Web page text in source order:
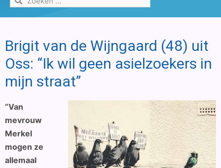
Brigit van de Wijngaard (48) uit
Oss: “Ik wil geen asielzoekers in
mijn straat”
“Van
mevrouw
Merkel
mogen ze
allemaal